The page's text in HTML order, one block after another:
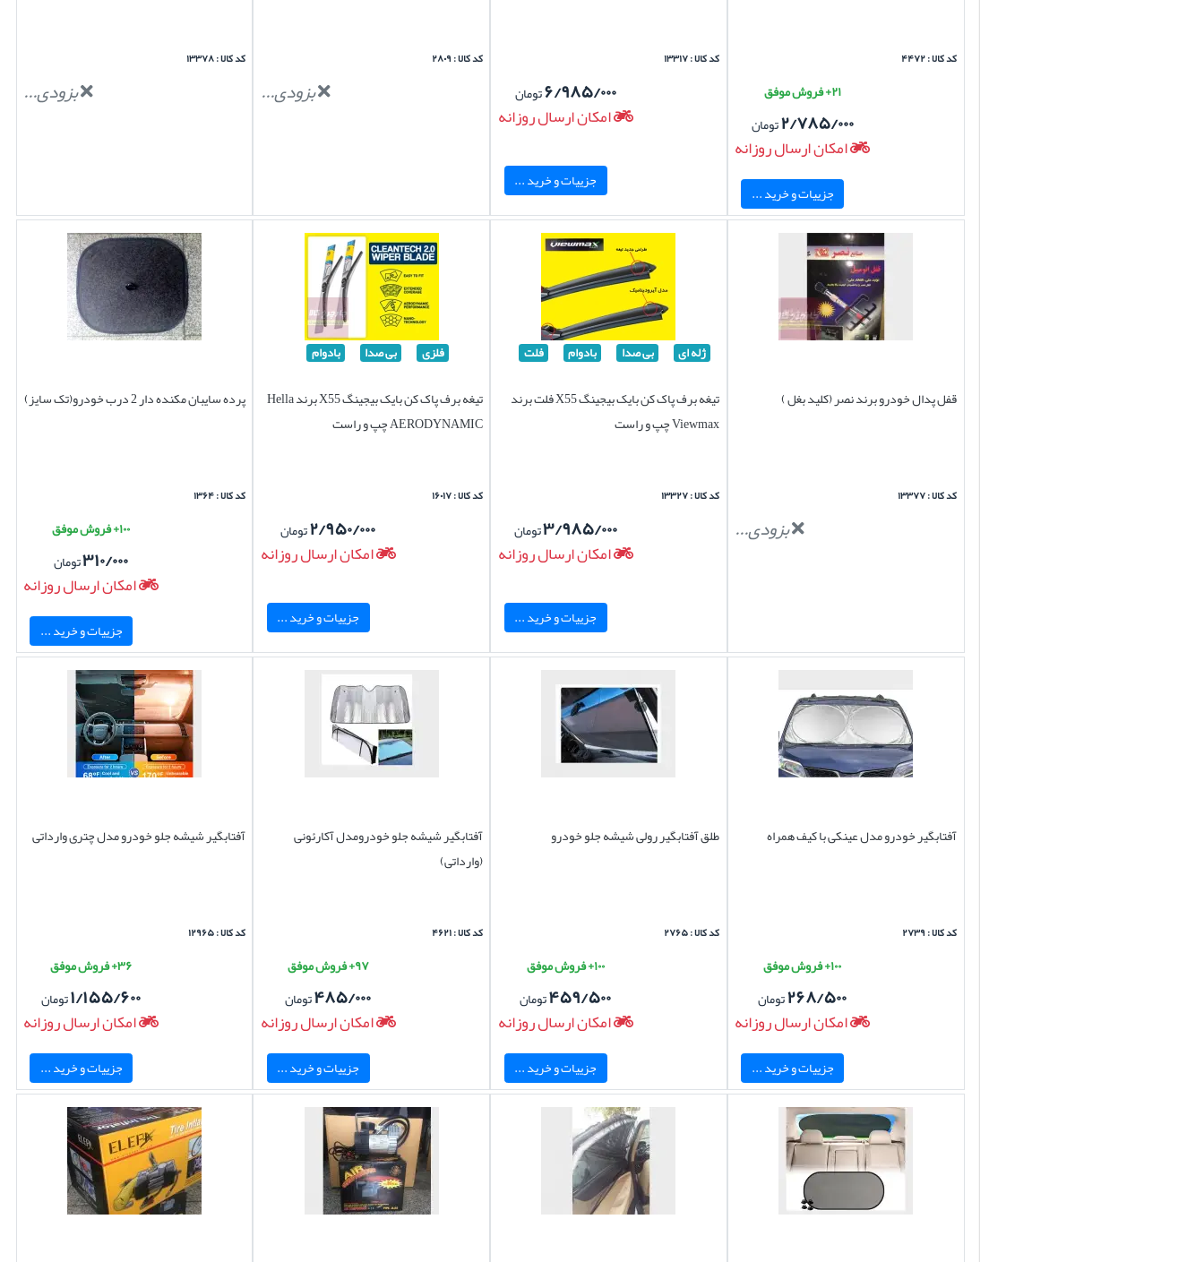
کد کالا : ۴۴۷۲
۲۱+ فروش موفق
۲/۷۸۵/۰۰۰تومان
امکان ارسال روزانه
جزییات و خرید ...
کد کالا : ۱۳۳۱۷
۶/۹۸۵/۰۰۰تومان
امکان ارسال روزانه
جزییات و خرید ...
کد کالا : ۲۸۰۹
بزودی...
کد کالا : ۱۳۳۷۸
بزودی...
قفل پدال خودرو برند نصر (کلید بغل )
کد کالا : ۱۳۳۷۷
بزودی...
ژله ای بی صدا بادوام فلت
تیغه برف پاک کن بایک بیجینگ X55 فلت برند
Viewmax چپ و راست
کد کالا : ۱۳۳۲۷
۳/۹۸۵/۰۰۰تومان
امکان ارسال روزانه
جزییات و خرید ...
فلزی بی صدا بادوام
تیغه برف پاک کن بایک بیجینگ X55 برند Hella
AERODYNAMIC چپ و راست
کد کالا : ۱۶۰۱۷
۲/۹۵۰/۰۰۰تومان
امکان ارسال روزانه
جزییات و خرید ...
پرده سایبان مکنده دار 2 درب خودرو(تک سایز)
کد کالا : ۱۳۶۴
۱۰۰+ فروش موفق
۳۱۰/۰۰۰تومان
امکان ارسال روزانه
جزییات و خرید ...
آفتابگیر خودرو مدل عینکی با کیف همراه
کد کالا : ۲۷۳۹
۱۰۰+ فروش موفق
۲۶۸/۵۰۰تومان
امکان ارسال روزانه
جزییات و خرید ...
طلق آفتابگیر رولی شیشه جلو خودرو
کد کالا : ۲۷۶۵
۱۰۰+ فروش موفق
۴۵۹/۵۰۰تومان
امکان ارسال روزانه
جزییات و خرید ...
آفتابگیر شیشه جلو خودرومدل آکارئونی
(وارداتی)
کد کالا : ۴۶۲۱
۹۷+ فروش موفق
۴۸۵/۰۰۰تومان
امکان ارسال روزانه
جزییات و خرید ...
آفتابگیر شیشه جلو خودرو مدل چتری وارداتی
کد کالا : ۱۲۹۶۵
۳۶+ فروش موفق
۱/۱۵۵/۶۰۰تومان
امکان ارسال روزانه
جزییات و خرید ...